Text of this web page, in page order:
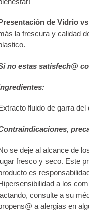
de Vidrio
la frescura y calidad
no estas satisfech@
fluido de garra
se deje al alcance de
fresco y seco. Este
es
a los
consulte a su
a alergias en